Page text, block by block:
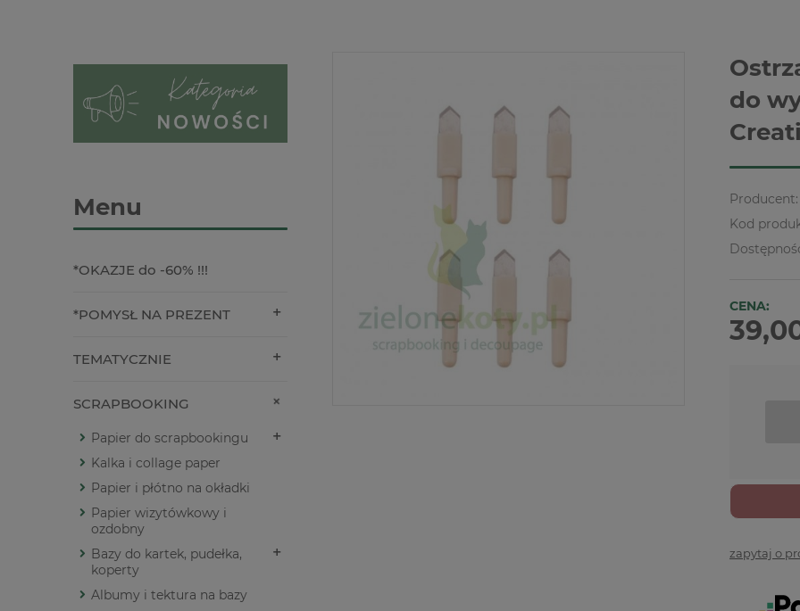
Menu
*OKAZJE do -60% !!!
*POMYSŁ NA PREZENT
TEMATYCZNIE
SCRAPBOOKING
Papier do scrapbookingu
Kalka i collage paper
Papier i płótno na okładki
Papier wizytówkowy i
ozdobny
Bazy do kartek, pudełka,
koperty
Albumy i tektura na bazy
do
Producent:
Kod
CENA:
zapytaj o